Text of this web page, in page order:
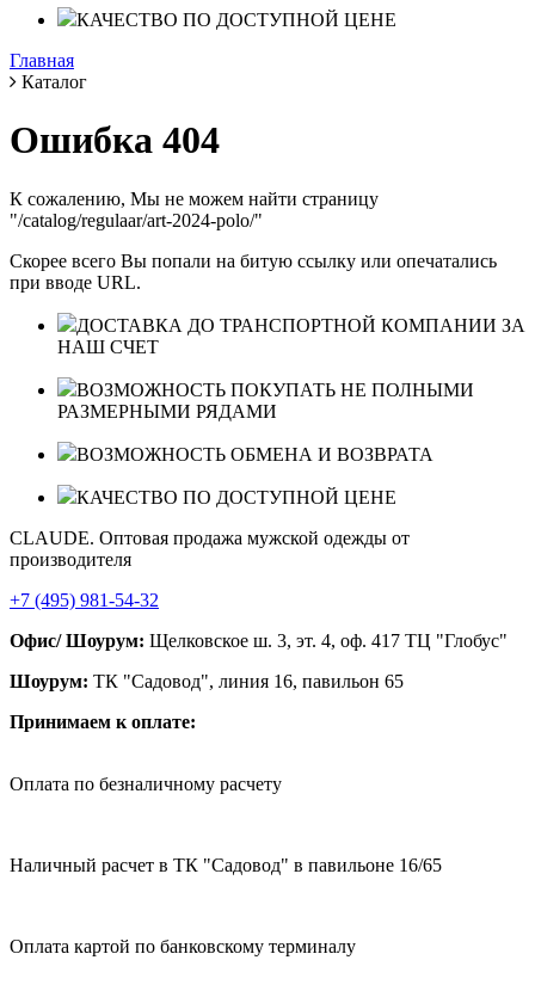
КАЧЕСТВО ПО ДОСТУПНОЙ ЦЕНЕ
Главная
Каталог
Ошибка 404
К сожалению, Мы не можем найти страницу
"/catalog/regulaar/art-2024-polo/"
Скорее всего Вы попали на битую ссылку или опечатались
при вводе URL.
ДОСТАВКА ДО ТРАНСПОРТНОЙ КОМПАНИИ ЗА
НАШ СЧЕТ
ВОЗМОЖНОСТЬ ПОКУПАТЬ НЕ ПОЛНЫМИ
РАЗМЕРНЫМИ РЯДАМИ
ВОЗМОЖНОСТЬ ОБМЕНА И ВОЗВРАТА
КАЧЕСТВО ПО ДОСТУПНОЙ ЦЕНЕ
CLAUDE. Оптовая продажа мужской одежды от
производителя
+7 (495) 981-54-32
Офис/ Шоурум: Щелковское ш. 3, эт. 4, оф. 417 ТЦ "Глобус"
Шоурум: ТК "Садовод", линия 16, павильон 65
Принимаем к оплате:
Оплата по безналичному расчету
Наличный расчет в ТК "Садовод" в павильоне 16/65
Оплата картой по банковскому терминалу